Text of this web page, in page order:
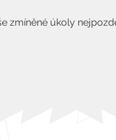
zmíněné úkoly